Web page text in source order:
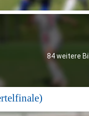
84 weitere